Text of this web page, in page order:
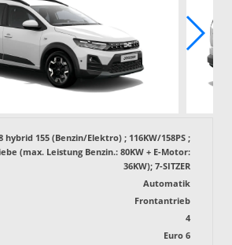
hybrid 155 (Benzin/Elektro) ; 116KW/158PS ;
(max. Leistung Benzin.: 80KW + E-Motor:
36KW); 7-SITZER
Automatik
Frontantrieb
4
Euro 6